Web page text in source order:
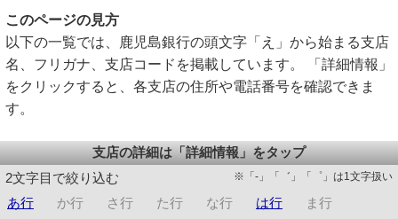
このページの見方
以下の一覧では、鹿児島銀行の頭文字「え」から始まる支店
名、フリガナ、支店コードを掲載しています。 「詳細情報」
をクリックすると、各支店の住所や電話番号を確認できま
す。
支店の詳細は「詳細情報」をタップ
2文字目で絞り込む
※「-」「゛」「゜」は1文字扱い
あ行 か行 さ行 た行 な行 は行
ま行